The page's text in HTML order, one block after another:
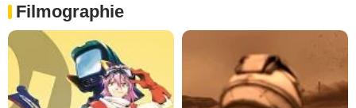
Filmographie